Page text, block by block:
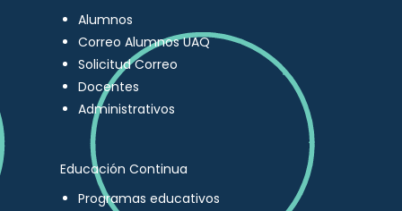
Alumnos
Correo Alumnos UAQ
Solicitud Correo
Docentes
Administrativos
Educación Continua
Programas educativos